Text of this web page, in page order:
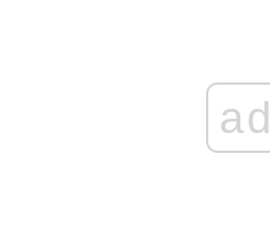
ad